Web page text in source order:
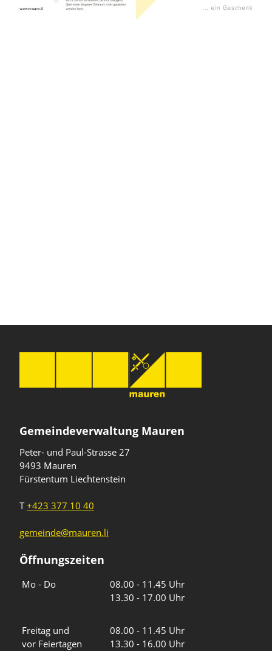
Gemeindeverwaltung Mauren
Peter- und Paul-Strasse 27
9493 Mauren
Fürstentum Liechtenstein
T+423 377 10 40
gemeinde@mauren.li
Öffnungszeiten
Mo - Do
08.00 - 11.45 Uhr
13.30 - 17.00 Uhr
Freitag und
vor Feiertagen
08.00 - 11.45 Uhr
13.30 - 16.00 Uhr